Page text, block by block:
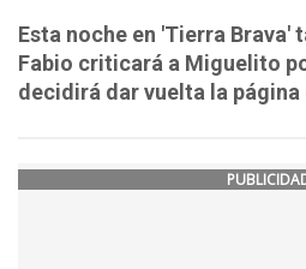
Esta noche en 'Tierra Brava'
Fabio criticará a Miguelito
decidirá dar vuelta la página